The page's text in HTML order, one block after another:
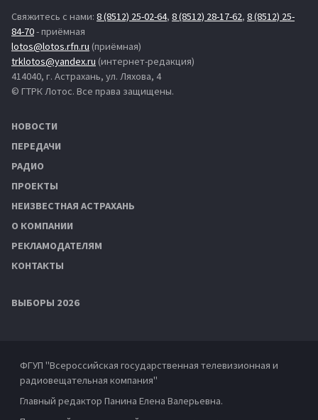
Свяжитесь с нами: 8 (8512) 25-02-64, 8 (8512) 28-17-62, 8 (8512) 25-
84-70- приёмная
lotos@lotos.rfn.ru (приёмная)
trklotos@yandex.ru (интернет-редакция)
414040, г. Астрахань, ул. Ляхова, 4
© ГТРК Лотос. Все права защищены.
НОВОСТИ
ПЕРЕДАЧИ
РАДИО
ПРОЕКТЫ
НЕИЗВЕСТНАЯ АСТРАХАНЬ
О КОМПАНИИ
РЕКЛАМОДАТЕЛЯМ
КОНТАКТЫ
ВЫБОРЫ 2026
ФГУП "Всероссийская государственная телевизионная и
радиовещательная компания"
Главный редактор Панина Елена Валерьевна.